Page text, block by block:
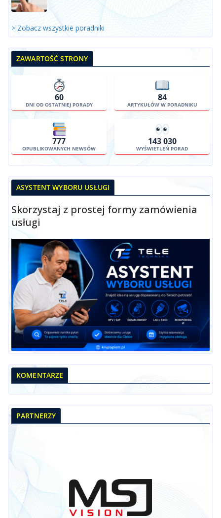
> Zobacz wszystkie poradniki
ZAWARTOŚĆ STRONY
60
DNI OD OSTATNIEJ PORADY
84
ARTYKUŁÓW W PORADNIKU
777
OPUBLIKOWANYCH NEWSÓW
143 030
WYŚWIETLEŃ PORAD
ASYSTENT WYBORU USŁUGI
Skorzystaj z prostej formy zamówienia
usługi
KOMENTARZE
PARTNERZY